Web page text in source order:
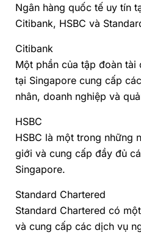
Ngân hàng quốc tế uy tín
Citibank, HSBC và
Citibank
Một phần của tập đoàn
tại Singapore cung cấp
nhân, doanh nghiệp và
HSBC
HSBC là một trong những
giới và cung cấp đầy đủ
Singapore.
Standard Chartered
Standard Chartered có
và cung cấp các dịch vụ